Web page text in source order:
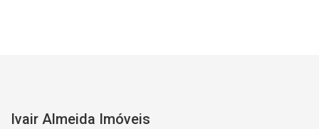
Ivair Almeida Imóveis